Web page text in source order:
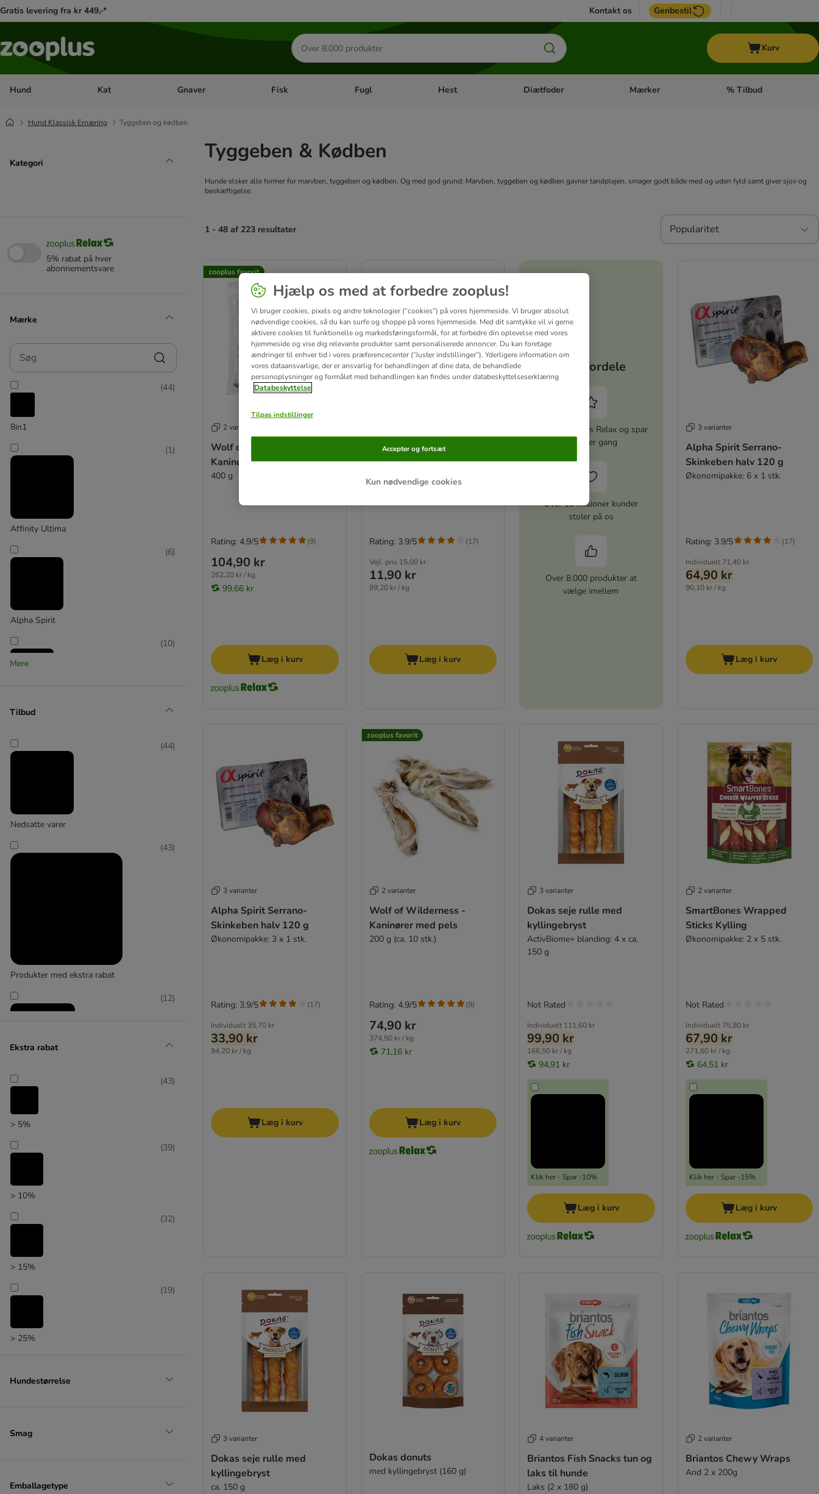
Gratis levering fra kr 449,-* Kontakt os Genbestil
Søg
efter
produkter
Kurv
Hund Åben kategori menu: Hund
Kat Åben kategori menu: Kat
Gnaver Åben kategori menu: Gnaver
Fisk Åben kategori menu: Fisk
Fugl Åben kategori menu: Fugl
Hest Åben kategori menu: Hest
Diætfoder Åben kategori menu: Diætfoder
Mærker Åben kategori menu:
% Tilbud
Hund Klassisk Ernæring Tyggeben og kødben
Kategori
5% rabat på hver
abonnementsvare
Mærke
Søg
8in1
(44)
Affinity Ultima
(1)
Alpha Spirit
(6)
(10)
briantos
Mere
Tilbud
Nedsatte varer
(44)
Produkter med ekstra rabat
(43)
zooplus favorit
(12)
Ekstra rabat
> 5%
(43)
> 10%
(39)
> 15%
(32)
> 25%
(19)
Hundestørrelse
Smag
Emballagetype
Tyggeben & Kødben
Hunde elsker alle former for marvben, tyggeben og kødben. Og med god grund: Marvben, tyggeben og kødben gavner tandplejen, smager godt både med og uden fyld samt giver sjov og
beskæftigelse.
1 - 48 af 223 resultater Popularitet
zooplus favorit
2 varianter
Wolf of Wilderness -
Kaninører med pels
400 g
104,90 kr
262,20 kr / kg
99,66 kr
Rating: 4.9/5 (9)
Læg i kurv
Alpha Spirit Serrano-
Skinkeben halv 120 g
1 stk.
Vejl. pris 15,00 kr
11,90 kr
99,20 kr / kg
Rating: 3.9/5 (17)
Læg i kurv
Dine fordele
Aktiver zooplus Relax og spar
5% hver gang
Over 10 millioner kunder
stoler på os
Over 8.000 produkter at
vælge imellem
3 varianter
Alpha Spirit Serrano-
Skinkeben halv 120 g
Økonomipakke: 6 x 1 stk.
Individuelt 71,40 kr
64,90 kr
90,10 kr / kg
Rating: 3.9/5 (17)
Læg i kurv
3 varianter
Alpha Spirit Serrano-
Skinkeben halv 120 g
Økonomipakke: 3 x 1 stk.
Individuelt 35,70 kr
33,90 kr
94,20 kr / kg
Rating: 3.9/5 (17)
Læg i kurv
zooplus favorit
2 varianter
Wolf of Wilderness -
Kaninører med pels
200 g (ca. 10 stk.)
74,90 kr
374,50 kr / kg
71,16 kr
Rating: 4.9/5 (9)
Læg i kurv
3 varianter
Dokas seje rulle med
kyllingebryst
ActivBiome+ blanding: 4 x ca.
150 g
Individuelt 111,60 kr
99,90 kr
166,50 kr / kg
94,91 kr
Klik her - Spar -10%
Not Rated
Læg i kurv
2 varianter
SmartBones Wrapped
Sticks Kylling
Økonomipakke: 2 x 5 stk.
Individuelt 75,80 kr
67,90 kr
271,60 kr / kg
64,51 kr
Klik her - Spar -15%
Not Rated
Læg i kurv
3 varianter
Dokas seje rulle med
kyllingebryst
ca. 150 g
Dokas donuts
med kyllingebryst (160 g)
4 varianter
Briantos Fish Snacks tun og
laks til hunde
Laks (2 x 180 g)
2 varianter
Briantos Chewy Wraps
And 2 x 200g
Hjælp os med at forbedre zooplus!
Vi bruger cookies, pixels og andre teknologier (“cookies”) på vores hjemmeside. Vi bruger absolut
nødvendige cookies, så du kan surfe og shoppe på vores hjemmeside. Med dit samtykke vil vi gerne
aktivere cookies til funktionelle og markedsføringsformål, for at forbedre din oplevelse med vores
hjemmeside og vise dig relevante produkter samt personaliserede annoncer. Du kan foretage
ændringer til enhver tid i vores præferencecenter (“Juster indstillinger”). Yderligere information om
vores dataansvarlige, der er ansvarlig for behandlingen af ​​dine data, de behandlede
personoplysninger og formålet med behandlingen kan findes under databeskyttelseserklæring
Databeskyttelse
Tilpas indstillinger
Kun nødvendige cookies
Accepter og fortsæt